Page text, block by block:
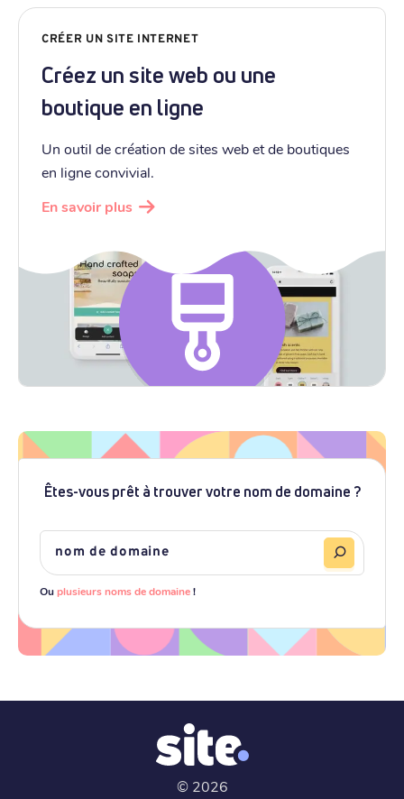
CRÉER UN SITE INTERNET
Créez un site web ou une
boutique en ligne
Un outil de création de sites web et de boutiques
en ligne convivial.
En savoir plus
Êtes-vous prêt à trouver votre nom de domaine ?
Ouplusieurs noms de domaine!
© 2026